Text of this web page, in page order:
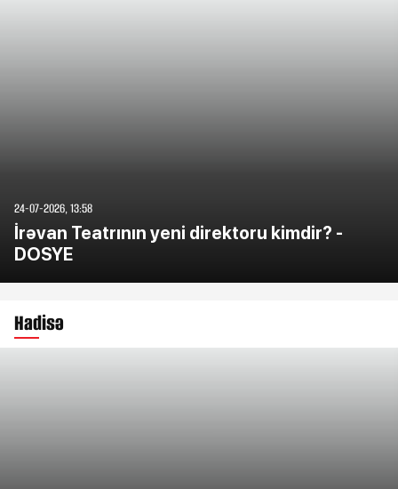
24-07-2026, 13:58
İrəvan Teatrının yeni direktoru kimdir? -
DOSYE
Hadisə